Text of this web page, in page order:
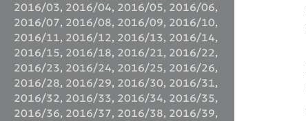
2016/03, 2016/04, 2016/05, 2016/06,
2016/07, 2016/08, 2016/09, 2016/10,
2016/11, 2016/12, 2016/13, 2016/14,
2016/15, 2016/18, 2016/21, 2016/22,
2016/23, 2016/24, 2016/25, 2016/26,
2016/28, 2016/29, 2016/30, 2016/31,
2016/32, 2016/33, 2016/34, 2016/35,
2016/36, 2016/37, 2016/38, 2016/39,